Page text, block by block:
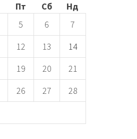
Пт Сб
Нд
5 6
7
12 13
14
19 20
21
26 27
28